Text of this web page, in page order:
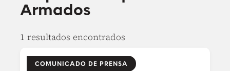
Armados
1 resultados encontrados
COMUNICADO DE PRENSA